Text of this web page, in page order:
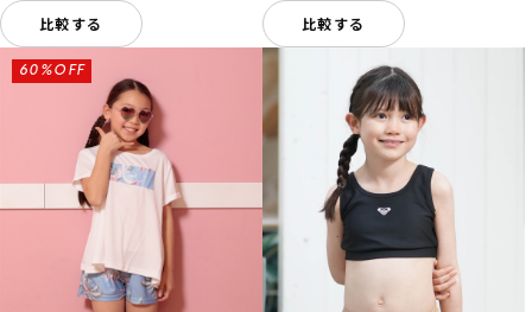
比較する 比較する
60%OFF